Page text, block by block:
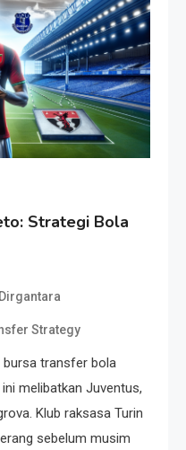
Besar
Strategi Bola
Strategy
bursa transfer bola
melibatkan Juventus,
Klub raksasa Turin
sebelum musim